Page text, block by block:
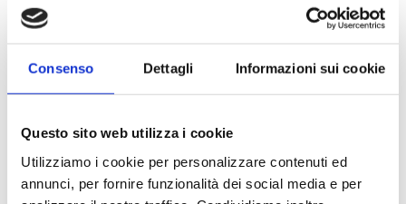
Consenso Dettagli Informazioni sui cookie
Questo sito web utilizza i cookie
Utilizziamo i cookie per personalizzare contenuti ed
annunci, per fornire funzionalità dei social media e per
Responsable ou au sein du groupe
d’entreprises.
Communication des Données
personnelles
Le Responsable peut transmettre certaines
Données personnelles à des tiers impliqués